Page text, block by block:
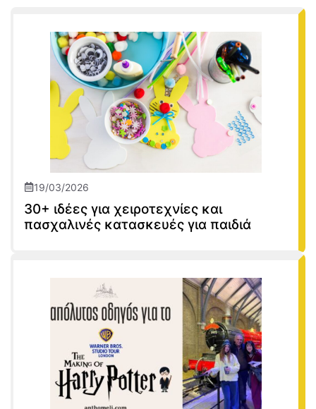
19/03/2026
30+ ιδέες για χειροτεχνίες και
πασχαλινές κατασκευές για παιδιά